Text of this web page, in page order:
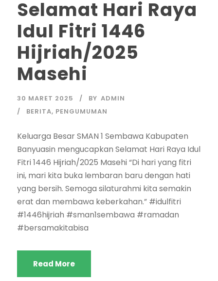
Selamat Hari Raya
Idul Fitri 1446
Hijriah/2025
Masehi
30 MARET 2025 BY ADMIN
BERITA, PENGUMUMAN
Keluarga Besar SMAN 1 Sembawa Kabupaten
Banyuasin mengucapkan Selamat Hari Raya Idul
Fitri 1446 Hijriah/2025 Masehi “Di hari yang fitri
ini, mari kita buka lembaran baru dengan hati
yang bersih. Semoga silaturahmi kita semakin
erat dan membawa keberkahan.” #idulfitri
#1446hijriah #sman1sembawa #ramadan
#bersamakitabisa
Read More